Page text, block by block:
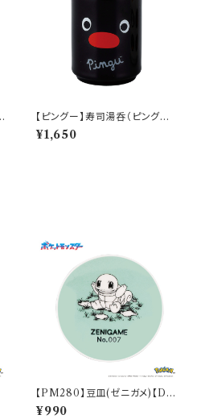
【ピングー】寿司湯呑（ピングー）
【PG20】PG21-327
¥1,650
【PM280】豆皿(ゼニガメ)【Dail
y Sketch】PM283-333
¥990